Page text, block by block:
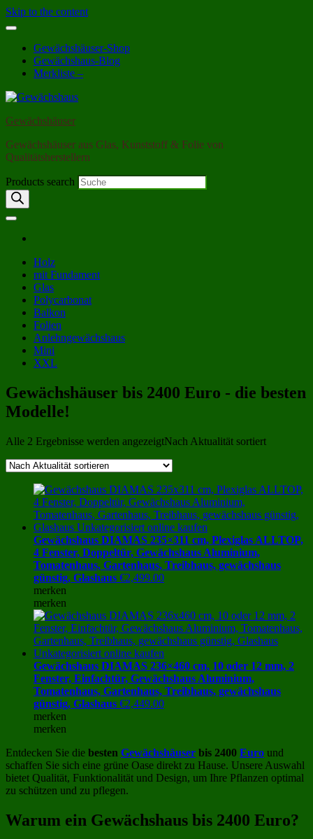
Skip to the content
Gewächshäuser-Shop
Gewächshaus-Blog
Merkliste –
Gewächshäuser
Gewächshäuser aus Glas, Kunststoff & Folie von
Qualitätsherstellern
Products search
Holz
mit Fundament
Glas
Polycarbonat
Balkon
Folien
Anlehngewächshaus
Mini
XXL
Gewächshäuser bis 2400 Euro - die besten
Modelle!
Alle 2 Ergebnisse werden angezeigtNach Aktualität sortiert
Gewächshaus DIAMAS 235×311 cm, Plexiglas ALLTOP,
4 Fenster, Doppeltür, Gewächshaus Aluminium,
Tomatenhaus, Gartenhaus, Treibhaus, gewächshaus
günstig, Glashaus €2,499.00
merken
merken
Gewächshaus DIAMAS 236×460 cm, 10 oder 12 mm, 2
Fenster, Einfachtür, Gewächshaus Aluminium,
Tomatenhaus, Gartenhaus, Treibhaus, gewächshaus
günstig, Glashaus €2,449.00
merken
merken
Entdecken Sie die besten Gewächshäuser bis 2400 Euro und
schaffen Sie sich eine grüne Oase direkt zu Hause. Unsere Auswahl
bietet Qualität, Funktionalität und Design, um Ihre Pflanzen optimal
zu schützen und zu pflegen.
Warum ein Gewächshaus bis 2400 Euro?